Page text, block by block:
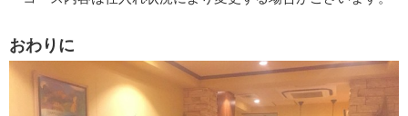
おわりに